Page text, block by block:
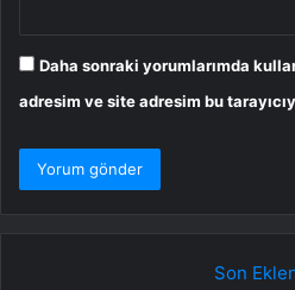
Daha sonraki yorumlarımda
adresim ve site adresim bu
Son